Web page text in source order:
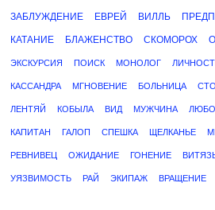
ЗАБЛУЖДЕНИЕ ЕВРЕЙ ВИЛЛЬ
КАТАНИЕ БЛАЖЕНСТВО СКОМОРОХ
ЭКСКУРСИЯ ПОИСК МОНОЛОГ
КАССАНДРА МГНОВЕНИЕ БОЛЬНИЦА
ЛЕНТЯЙ КОБЫЛА ВИД МУЖЧИНА
КАПИТАН ГАЛОП СПЕШКА ЩЕЛКАНЬЕ
РЕВНИВЕЦ ОЖИДАНИЕ ГОНЕНИЕ
УЯЗВИМОСТЬ РАЙ ЭКИПАЖ ВРАЩЕНИЕ